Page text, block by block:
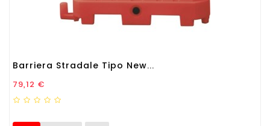
Barriera Stradale Tipo New...
Prezzo
79,12 €